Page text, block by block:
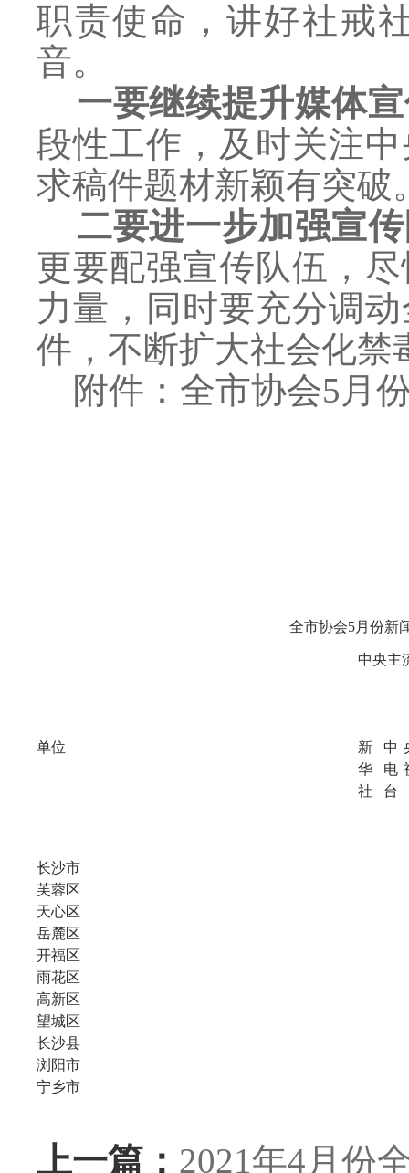
职责使命，讲好社戒
音。
一要继续提升媒体宣
段性工作，及时关注
求稿件题材新颖有突破
二要进一步加强宣
更要配强宣传队伍，
力量，同时要充分调
件，不断扩大社会化禁
附件：全市协会5月
全市协会5月份新
单位
中央主
新
华
社
中
电
台
长沙市
芙蓉区
天心区
岳麓区
开福区
雨花区
高新区
望城区
长沙县
浏阳市
宁乡市
上一篇： 2021年4月份